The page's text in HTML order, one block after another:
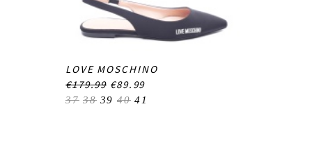
LOVE MOSCHINO
€179.99 €89.99
37 38 39 40 41